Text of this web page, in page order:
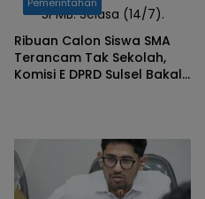
SPMB. Selasa (14/7).
Pemerintahan
Ribuan Calon Siswa SMA
Terancam Tak Sekolah,
Komisi E DPRD Sulsel Bakal